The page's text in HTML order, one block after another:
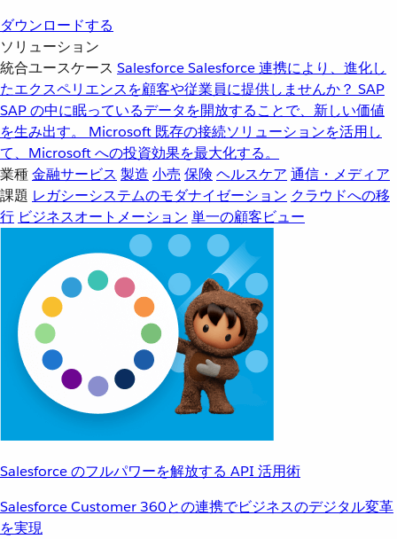
ダウンロードする
ソリューション
統合ユースケース SalesforceSalesforce 連携により、進化し
たエクスペリエンスを顧客や従業員に提供しませんか？ SAP
SAP の中に眠っているデータを開放することで、新しい価値
を生み出す。
Microsoft 既存の接続ソリューションを活用し
て、Microsoft への投資効果を最大化する。
業種金融サービス 製造 小売 保険 ヘルスケア 通信・メディア
課題 レガシーシステムのモダナイゼーション クラウドへの移
行 ビジネスオートメーション 単一の顧客ビュー
Salesforce のフルパワーを解放する API 活用術
Salesforce Customer 360との連携でビジネスのデジタル変革
を実現